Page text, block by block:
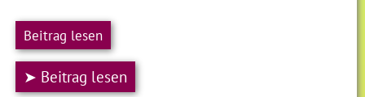
Beitrag lesen
➤ Beitrag lesen